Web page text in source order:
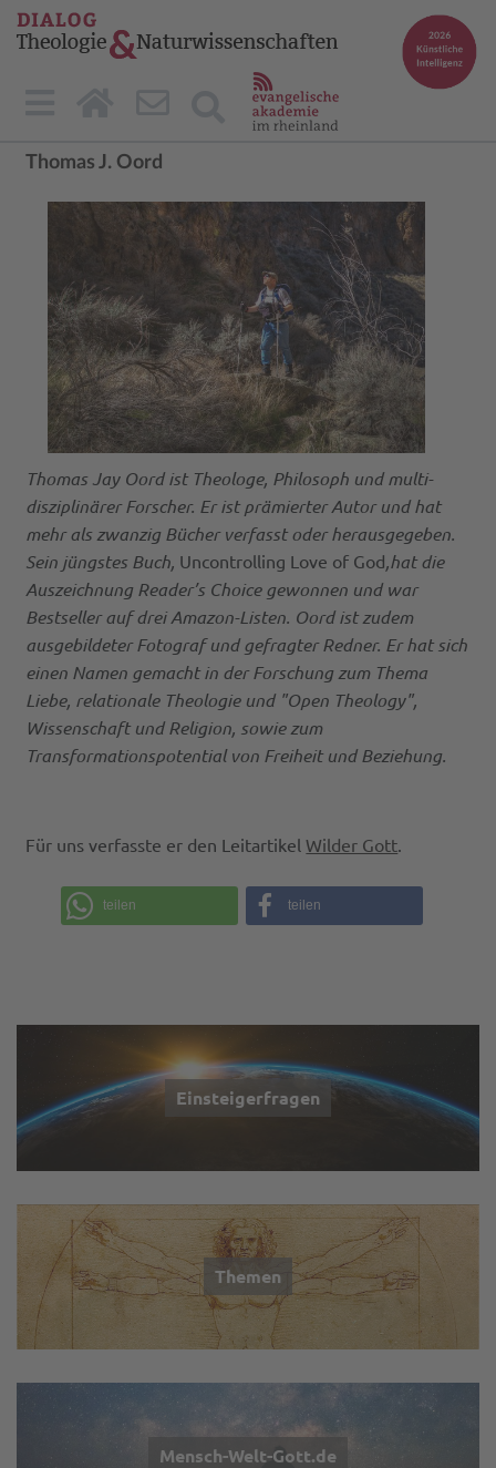
Thomas J. Oord
Thomas Jay Oord ist Theologe, Philosoph und multi-
disziplinärer Forscher. Er ist prämierter Autor und hat
mehr als zwanzig Bücher verfasst oder herausgegeben.
Sein jüngstes Buch, Uncontrolling Love of God,hat die
Auszeichnung Reader’s Choice gewonnen und war
Bestseller auf drei Amazon-Listen. Oord ist zudem
ausgebildeter Fotograf und gefragter Redner. Er hat sich
einen Namen gemacht in der Forschung zum Thema
Liebe, relationale Theologie und "Open Theology",
Wissenschaft und Religion, sowie zum
Transformationspotential von Freiheit und Beziehung.
Für uns verfasste er den LeitartikelWilder Gott.
teilen teilen
Einsteigerfragen
Themen
Mensch-Welt-Gott.de